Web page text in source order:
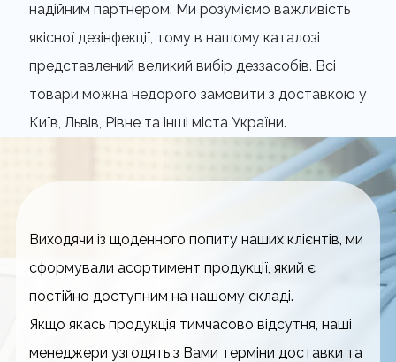
надійним партнером. Ми розуміємо важливість
якісної дезінфекції, тому в нашому каталозі
представлений великий вибір деззасобів. Всі
товари можна недорого замовити з доставкою у
Київ, Львів, Рівне та інші міста України.
Виходячи із щоденного попиту наших клієнтів, ми
сформували асортимент продукції, який є
постійно доступним на нашому складі.
Якщо якась продукція тимчасово відсутня, наші
менеджери узгодять з Вами терміни доставки та